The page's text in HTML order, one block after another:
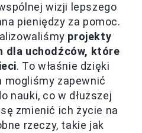
wizji lepszego
pieniędzy za pomoc.
projekty
dla uchodźców, które
. To właśnie dzięki
mogliśmy zapewnić
nauki, co w dłuższej
zmienić ich życie na
rzeczy, takie jak